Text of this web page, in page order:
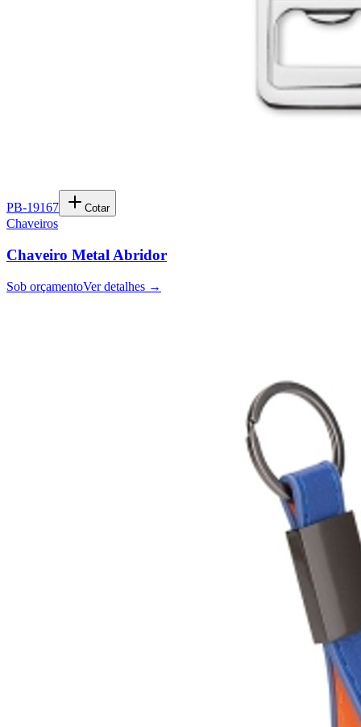
PB-19167 Cotar
Chaveiros
Chaveiro Metal Abridor
Sob orçamentoVer detalhes →